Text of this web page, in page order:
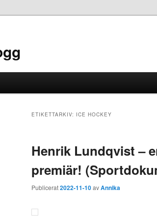
ETIKETTARKIV: ICE HOCKEY
Henrik Lundqvist –
premiär!
Publicerat2022-11-10avAnnika